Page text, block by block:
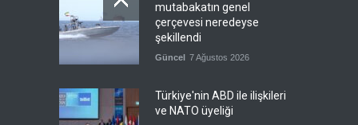
mutabakatın genel
çerçevesi neredeyse
şekillendi
Güncel 7 Ağustos 2026
Türkiye'nin ABD ile ilişkileri
ve NATO üyeliği